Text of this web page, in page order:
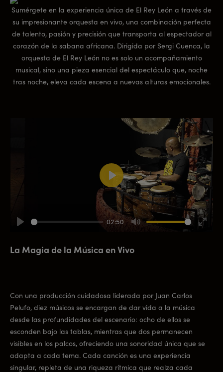
Sumérgete en la experiencia única de El Rey León a través de
su impresionante orquesta en vivo, una combinación perfecta
de talento, pasión y precisión que transporta al espectador al
corazón de la sabana africana. Dirigida por Sergi Cuenca, la
orquesta de El Rey León no es solo un acompañamiento
musical, sino una pieza esencial del espectáculo que, noche
tras noche, eleva cada escena a nuevas alturas emocionales.
La Magia de la Música en Vivo
Con una producción cuidadosa liderada por Juan Carlos
Pelufo, diez músicos se encargan de dar vida a la música
desde las profundidades del escenario: ocho de ellos se
esconden bajo las tablas, mientras que dos permanecen
visibles en los palcos, ofreciendo una sonoridad única que se
adapta a cada tema. Cada canción es una experiencia
singular, repleta de una riqueza rítmica que realza cada
02:50
Play